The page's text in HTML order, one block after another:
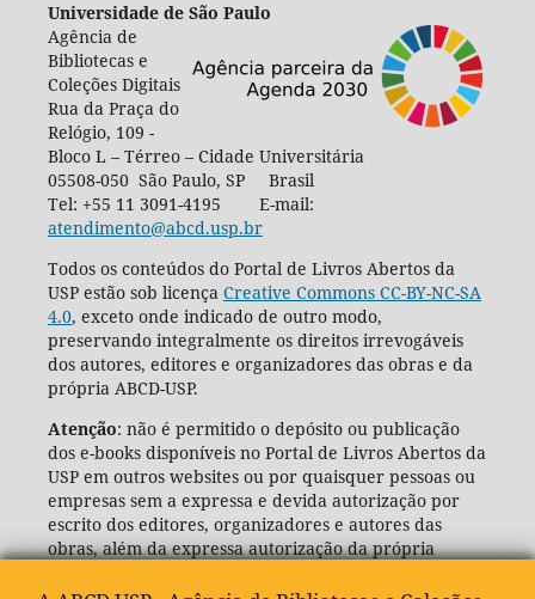
Universidade de São Paulo
Agência de
Bibliotecas e
Coleções Digitais
Rua da Praça do
Relógio, 109 -
Bloco L – Térreo – Cidade Universitária
05508-050 São Paulo, SP Brasil
Tel: +55 11 3091-4195 E-mail:
atendimento@abcd.usp.br
Todos os conteúdos do Portal de Livros Abertos da
USP estão sob licença Creative Commons CC-BY-NC-SA
4.0, exceto onde indicado de outro modo,
preservando integralmente os direitos irrevogáveis
dos autores, editores e organizadores das obras e da
própria ABCD-USP.
Atenção: não é permitido o depósito ou publicação
dos e-books disponíveis no Portal de Livros Abertos da
USP em outros websites ou por quaisquer pessoas ou
empresas sem a expressa e devida autorização por
escrito dos editores, organizadores e autores das
obras, além da expressa autorização da própria